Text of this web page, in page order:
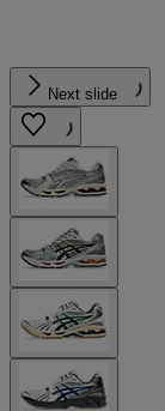
Next slide